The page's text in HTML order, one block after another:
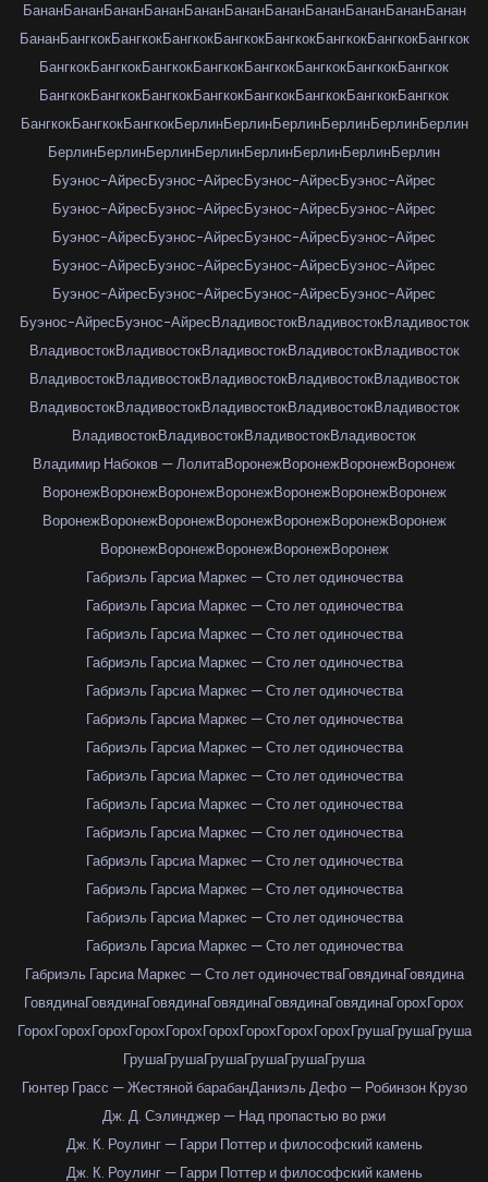
БананБананБананБананБананБананБананБананБананБананБанан
БананБангкокБангкокБангкокБангкокБангкокБангкокБангкокБангкок
БангкокБангкокБангкокБангкокБангкокБангкокБангкокБангкок
БангкокБангкокБангкокБангкокБангкокБангкокБангкокБангкок
БангкокБангкокБангкокБерлинБерлинБерлинБерлинБерлинБерлин
БерлинБерлинБерлинБерлинБерлинБерлинБерлинБерлин
Буэнос-АйресБуэнос-АйресБуэнос-АйресБуэнос-Айрес
Буэнос-АйресБуэнос-АйресБуэнос-АйресБуэнос-Айрес
Буэнос-АйресБуэнос-АйресБуэнос-АйресБуэнос-Айрес
Буэнос-АйресБуэнос-АйресБуэнос-АйресБуэнос-Айрес
Буэнос-АйресБуэнос-АйресБуэнос-АйресБуэнос-Айрес
Буэнос-АйресБуэнос-АйресВладивостокВладивостокВладивосток
ВладивостокВладивостокВладивостокВладивостокВладивосток
ВладивостокВладивостокВладивостокВладивостокВладивосток
ВладивостокВладивостокВладивостокВладивостокВладивосток
ВладивостокВладивостокВладивостокВладивосток
Владимир Набоков — ЛолитаВоронежВоронежВоронежВоронеж
ВоронежВоронежВоронежВоронежВоронежВоронежВоронеж
ВоронежВоронежВоронежВоронежВоронежВоронежВоронеж
ВоронежВоронежВоронежВоронежВоронеж
Габриэль Гарсиа Маркес — Сто лет одиночества
Габриэль Гарсиа Маркес — Сто лет одиночества
Габриэль Гарсиа Маркес — Сто лет одиночества
Габриэль Гарсиа Маркес — Сто лет одиночества
Габриэль Гарсиа Маркес — Сто лет одиночества
Габриэль Гарсиа Маркес — Сто лет одиночества
Габриэль Гарсиа Маркес — Сто лет одиночества
Габриэль Гарсиа Маркес — Сто лет одиночества
Габриэль Гарсиа Маркес — Сто лет одиночества
Габриэль Гарсиа Маркес — Сто лет одиночества
Габриэль Гарсиа Маркес — Сто лет одиночества
Габриэль Гарсиа Маркес — Сто лет одиночества
Габриэль Гарсиа Маркес — Сто лет одиночества
Габриэль Гарсиа Маркес — Сто лет одиночества
Габриэль Гарсиа Маркес — Сто лет одиночестваГовядинаГовядина
ГовядинаГовядинаГовядинаГовядинаГовядинаГовядинаГорохГорох
ГорохГорохГорохГорохГорохГорохГорохГорохГорохГрушаГрушаГруша
ГрушаГрушаГрушаГрушаГрушаГруша
Гюнтер Грасс — Жестяной барабанДаниэль Дефо — Робинзон Крузо
Дж. Д. Сэлинджер — Над пропастью во ржи
Дж. К. Роулинг — Гарри Поттер и философский камень
Дж. К. Роулинг — Гарри Поттер и философский камень